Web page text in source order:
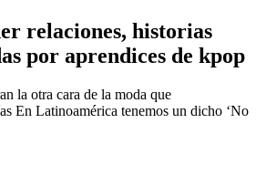
relaciones, historias
por aprendices de kpop
la otra cara de la moda que
En Latinoamérica tenemos un dicho ‘No